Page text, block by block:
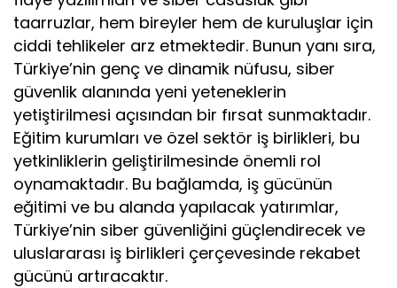
taarruzlar, hem bireyler hem de kuruluşlar için
ciddi tehlikeler arz etmektedir. Bunun yanı sıra,
Türkiye’nin genç ve dinamik nüfusu, siber
güvenlik alanında yeni yeteneklerin
yetiştirilmesi açısından bir fırsat sunmaktadır.
Eğitim kurumları ve özel sektör iş birlikleri, bu
yetkinliklerin geliştirilmesinde önemli rol
oynamaktadır. Bu bağlamda, iş gücünün
eğitimi ve bu alanda yapılacak yatırımlar,
Türkiye’nin siber güvenliğini güçlendirecek ve
uluslararası iş birlikleri çerçevesinde rekabet
gücünü artıracaktır.